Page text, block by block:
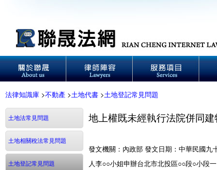
法律知識庫 >不動產 >土地代書 >土地登記常見問題
土地法常見問題
土地相關稅法常見問題
土地登記常見問題
地上權既未經執行法院併同
發文機關：內政部 發文日期：中華民國
人李○○小姐申辦台北市北投區○○段○小段